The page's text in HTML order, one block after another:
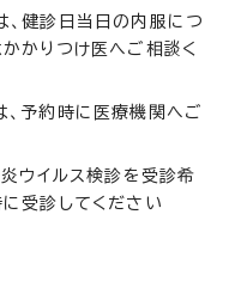
健診日当日の内服につ
かりつけ医へご相談く
予約時に医療機関へご
炎ウイルス検診を受診希
受診してください